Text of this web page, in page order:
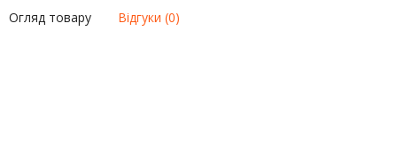
Огляд товару Відгуки (0)